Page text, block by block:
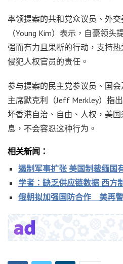
率领提案的共和党众议员、外
（Young Kim）表示，自豪领
强而有力且果断的行动，支持
侵犯人权官员的责任。
参与提案的民主党参议员、国
主席默克利（Jeff Merkley）指
坏香港自治、自由、人权，美
息，不会容忍这种行为。
相关新闻：
遏制军事扩张 美国制裁缅国
学者：缺乏供应链数据 西方
俄朝拟加强国防合作 美再